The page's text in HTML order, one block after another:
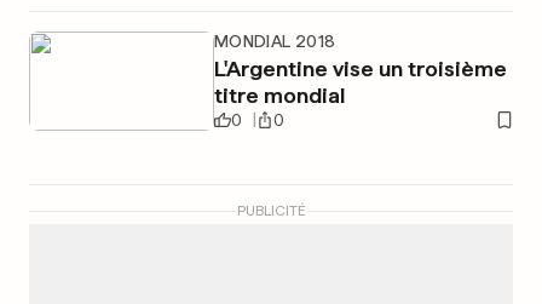
MONDIAL 2018
L'Argentine vise un troisième
titre mondial
0 0
PUBLICITÉ